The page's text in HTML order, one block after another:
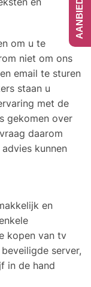
om u te
niet om ons
email te sturen
staan u
met de
gekomen over
daarom
kunnen
en
kopen van tv
server,
in de hand